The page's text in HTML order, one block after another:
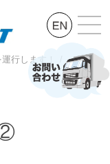
行します！